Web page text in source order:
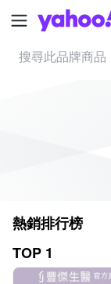
熱銷排行榜
TOP 1